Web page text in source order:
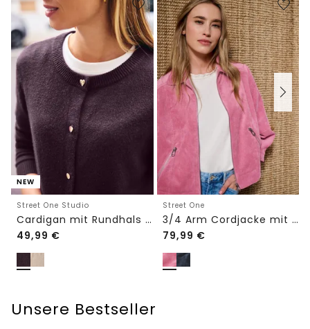
NEW
Street One Studio
Cardigan mit Rundhals und Knöpfen
49,99 €
Street One
3/4 Arm Cordjacke mit Hemdkragen
79,99 €
Unsere Bestseller